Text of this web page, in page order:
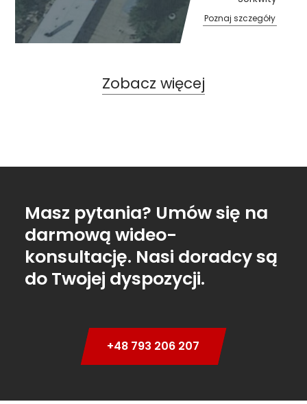
Poznaj szczegóły
Zobacz więcej
Masz pytania? Umów się na
darmową wideo-
konsultację. Nasi doradcy są
do Twojej dyspozycji.
+48 793 206 207